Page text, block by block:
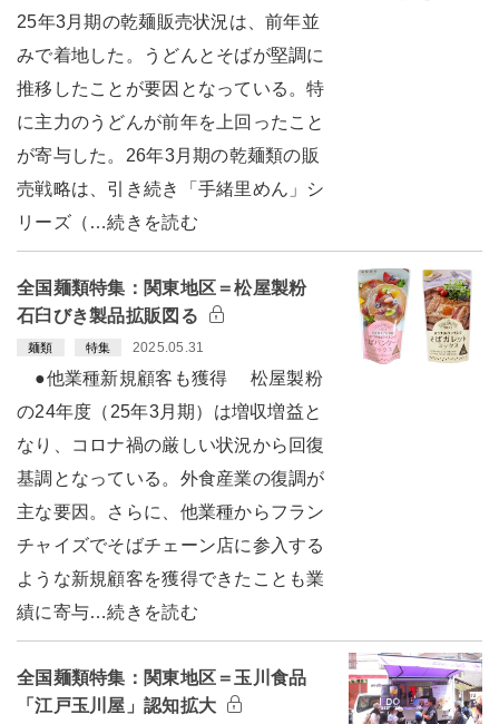
25年3月期の乾麺販売状況は、前年並
みで着地した。うどんとそばが堅調に
推移したことが要因となっている。特
に主力のうどんが前年を上回ったこと
が寄与した。26年3月期の乾麺類の販
売戦略は、引き続き「手緒里めん」シ
リーズ（…続きを読む
全国麺類特集：関東地区＝松屋製粉
石臼びき製品拡販図る
麺類 特集 2025.05.31
●他業種新規顧客も獲得 松屋製粉
の24年度（25年3月期）は増収増益と
なり、コロナ禍の厳しい状況から回復
基調となっている。外食産業の復調が
主な要因。さらに、他業種からフラン
チャイズでそばチェーン店に参入する
ような新規顧客を獲得できたことも業
績に寄与…続きを読む
全国麺類特集：関東地区＝玉川食品
「江戸玉川屋」認知拡大